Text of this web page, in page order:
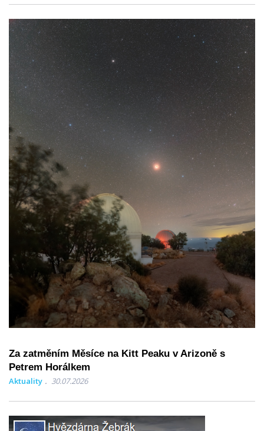
Za zatměním Měsíce na Kitt Peaku v Arizoně s
Petrem Horálkem
Aktuality 30.07.2026